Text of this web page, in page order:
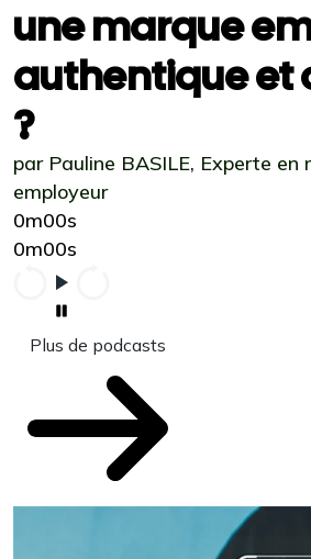
une marque
authentique et
?
par Pauline BASILE, Experte
employeur
0m00s
0m00s
Plus de podcasts